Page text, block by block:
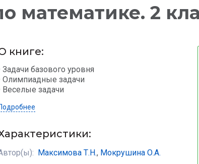
математике. 2
книге:
Задачи базового уровня
Олимпиадные задачи
Веселые задачи
Максимова Т.Н., Мокрушина О.А.